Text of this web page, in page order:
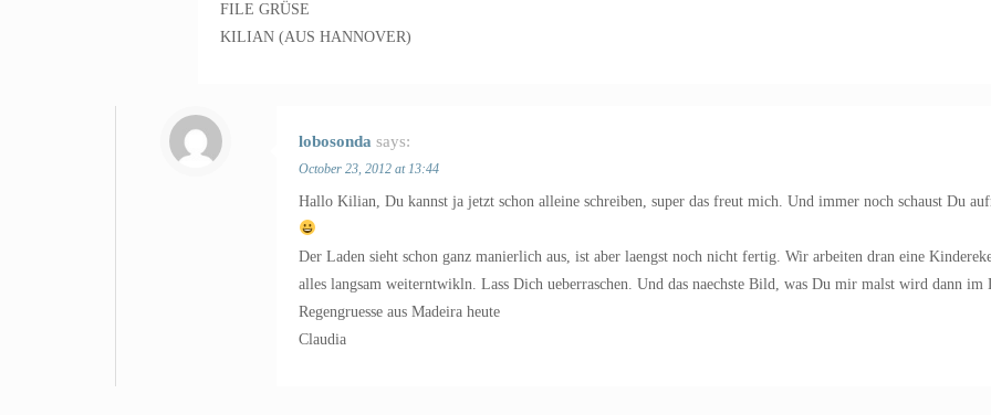
FILE GRÜSE
KILIAN (AUS HANNOVER)
lobosonda says:
October 23, 2012 at 13:44
Hallo Kilian, Du kannst ja jetzt schon alleine schreiben, super das freut mich. Und immer noch schaust Du
Der Laden sieht schon ganz manierlich aus, ist aber laengst noch nicht fertig. Wir arbeiten dran eine
alles langsam weiterntwikln. Lass Dich ueberraschen. Und das naechste Bild, was Du mir malst wird dann im
Regengruesse aus Madeira heute
Claudia